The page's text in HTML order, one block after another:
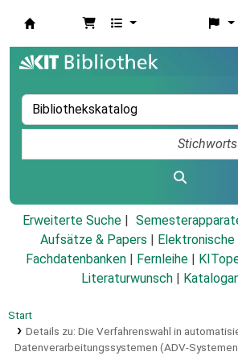
Erweiterte Suche
Aufsätze & Papers
Fachdatenbanken
Fernleihe
Literaturwunsch
Start
Details zu: Die Verfahrenswahl in
Datenverarbeitungssystemen (ADV-